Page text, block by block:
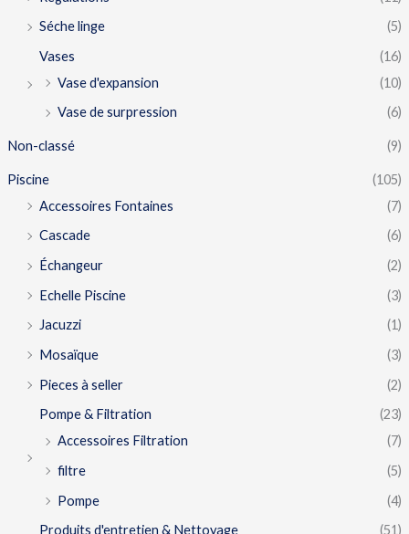
Séche linge
(5)
Vases
(16)
Vase d'expansion
(10)
Vase de surpression
(6)
Non-classé (9)
Piscine
(105)
Accessoires Fontaines
(7)
Cascade
(6)
Échangeur
(2)
Echelle Piscine
(3)
Jacuzzi
(1)
Mosaïque
(3)
Pieces à seller
(2)
Pompe & Filtration
(23)
Accessoires Filtration
(7)
filtre
(5)
Pompe
(4)
Produits d'entretien & Nettoyage
(51)